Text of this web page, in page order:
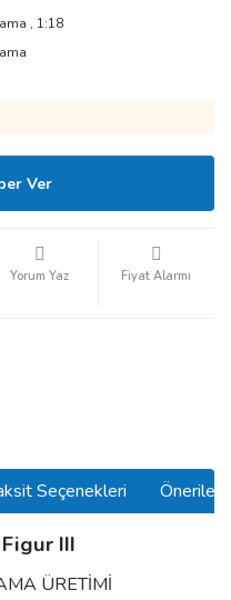
, 1:18
Ver
Yorum Yaz Fiyat Alarmı
Seçenekleri
III
ÜRETİMİ